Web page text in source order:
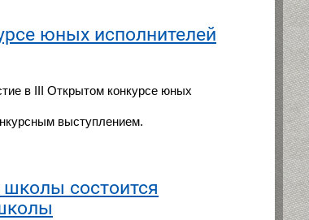
юных исполнителей
в III Открытом конкурсе юных
выступлением.
состоится